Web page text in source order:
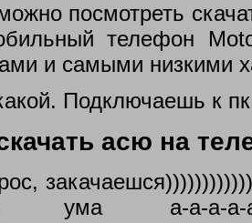
посмотреть
телефон
и самыми низкими
Подключаешь к
асю на
а-а-а-а-а-а-